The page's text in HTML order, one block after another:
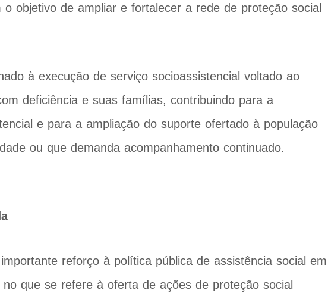
objetivo de ampliar e fortalecer a rede de proteção social
à execução de serviço socioassistencial voltado ao
deficiência e suas famílias, contribuindo para a
e para a ampliação do suporte ofertado à população
ou que demanda acompanhamento continuado.
reforço à política pública de assistência social em
que se refere à oferta de ações de proteção social